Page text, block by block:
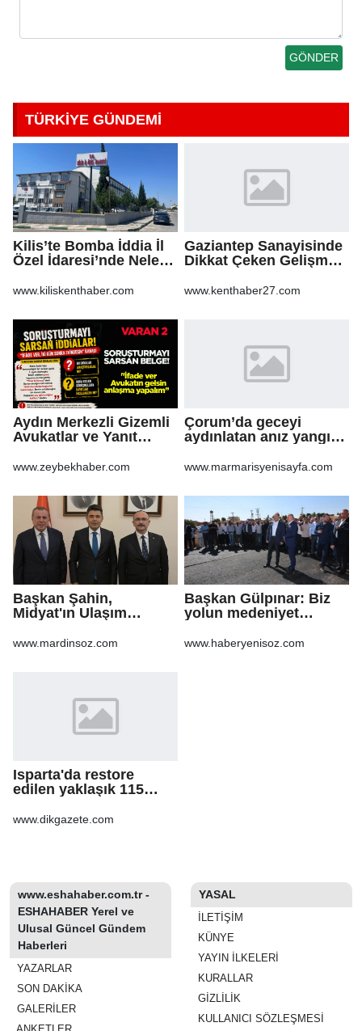
TÜRKİYE GÜNDEMİ
Kilis’te Bomba İddia İl
Özel İdaresi’nde Neler
www.kiliskenthaber.com
Gaziantep Sanayisinde
Dikkat Çeken Gelişme,
Yeniden Yapılandırma
www.kenthaber27.com
Aydın Merkezli Gizemli
Avukatlar ve Yanıt
www.zeybekhaber.com
Çorum’da geceyi
aydınlatan anız yangını
www.marmarisyenisayfa.com
Başkan Şahin,
Midyat'ın Ulaşım
Taşıdı
www.mardinsoz.com
Başkan Gülpınar: Biz
yolun medeniyet
www.haberyenisoz.com
Isparta'da restore
edilen yaklaşık 115
atmosferiyle
www.dikgazete.com
www.eshahaber.com.tr -
ESHAHABER Yerel ve
Ulusal Güncel Gündem
Haberleri
YAZARLAR
SON DAKİKA
GALERİLER
YASAL
İLETIŞIM
KÜNYE
YAYIN İLKELERI
KURALLAR
GIZLILIK
KULLANICI SÖZLEŞMESI